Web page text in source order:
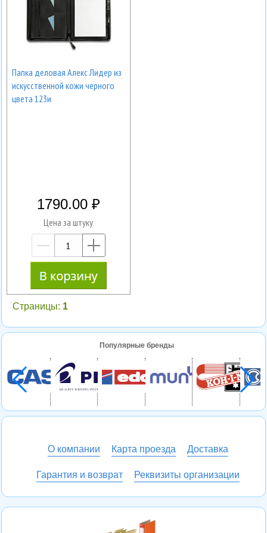
Папка деловая Алекс Лидер из
искусственной кожи черного
цвета 123и
1790.00
Цена за штуку
—
Страницы: 1
Популярные бренды
О компании Карта проезда Доставка
Гарантия и возврат Реквизиты организации